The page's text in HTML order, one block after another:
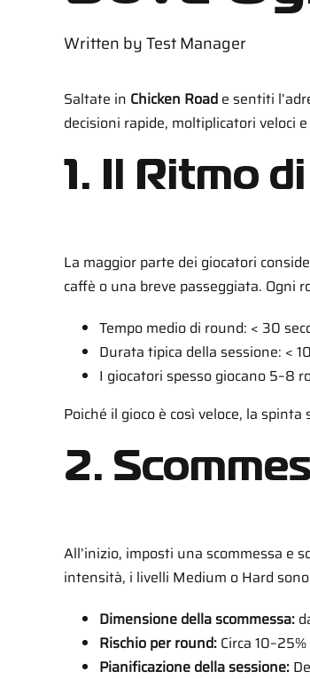
Written byTest Manager
Saltate in Chicken Roade sentiti
decisioni rapide, moltiplicatori veloci
1. Il Ritmo
La maggior parte dei giocatori
caffè o una breve passeggiata.
Tempo medio di round: < 30
Durata tipica della sessione: <
I giocatori spesso giocano 5–8
Poiché il gioco è così veloce, la
2.
All’inizio, imposti una scommessa e
intensità, i livelli Medium o Hard
Dimensione della scommessa:
Rischio per round:Circa
Pianificazione della sessione: